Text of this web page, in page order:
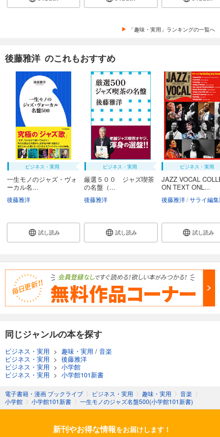
「趣味・実用」ランキングの一覧へ
後藤雅洋 のこれもおすすめ
ビジネス・実用
一生モノのジャズ・ヴォ
ーカル名...
後藤雅洋
試し読み
ビジネス・実用
厳選５００ ジャズ喫茶
の名盤（...
後藤雅洋
試し読み
ビジネス・実用
JAZZ VOCAL
ON TEXT ONL...
後藤雅洋 サライ編
試し読み
同じジャンルの本を探す
ビジネス・実用 > 趣味・実用 / 音楽
ビジネス・実用 > 後藤雅洋
ビジネス・実用 > 小学館
ビジネス・実用 > 小学館101新書
電子書籍・漫画 ブックライブ 〉 ビジネス・実用 〉 趣味・実用 〉 音楽 〉
小学館 〉 小学館101新書 〉 一生モノのジャズ名盤500(小学館101新書)
新刊やお得な情報をお届けします！